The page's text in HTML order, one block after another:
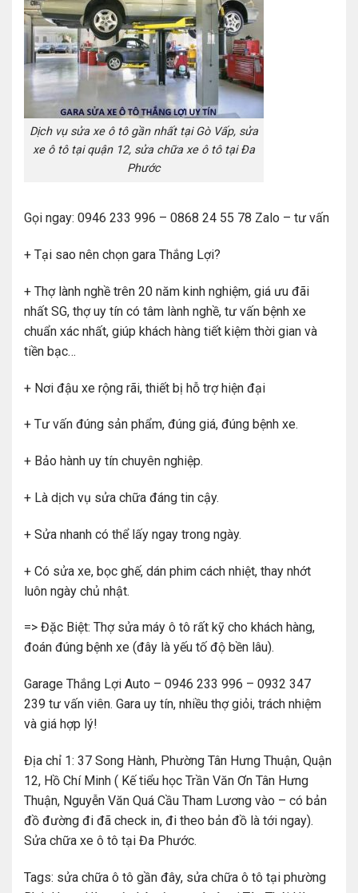
Dịch vụ sửa xe ô tô gần nhất tại Gò Vấp, sửa
xe ô tô tại quận 12, sửa chữa xe ô tô tại Đa
Phước
Gọi ngay: 0946 233 996 – 0868 24 55 78 Zalo – tư vấn
+ Tại sao nên chọn gara Thắng Lợi?
+ Thợ lành nghề trên 20 năm kinh nghiệm, giá ưu đãi
nhất SG, thợ uy tín có tâm lành nghề, tư vấn bệnh xe
chuẩn xác nhất, giúp khách hàng tiết kiệm thời gian và
tiền bạc…
+ Nơi đậu xe rộng rãi, thiết bị hỗ trợ hiện đại
+ Tư vấn đúng sản phẩm, đúng giá, đúng bệnh xe.
+ Bảo hành uy tín chuyên nghiệp.
+ Là dịch vụ sửa chữa đáng tin cậy.
+ Sửa nhanh có thể lấy ngay trong ngày.
+ Có sửa xe, bọc ghế, dán phim cách nhiệt, thay nhớt
luôn ngày chủ nhật.
=> Đặc Biệt: Thợ sửa máy ô tô rất kỹ cho khách hàng,
đoán đúng bệnh xe (đây là yếu tố độ bền lâu).
Garage Thắng Lợi Auto – 0946 233 996 – 0932 347
239 tư vấn viên. Gara uy tín, nhiều thợ giỏi, trách nhiệm
và giá hợp lý!
Địa chỉ 1: 37 Song Hành, Phường Tân Hưng Thuận, Quận
12, Hồ Chí Minh ( Kế tiểu học Trần Văn Ơn Tân Hưng
Thuận, Nguyễn Văn Quá Cầu Tham Lương vào – có bản
đồ đường đi đã check in, đi theo bản đồ là tới ngay).
Sửa chữa xe ô tô tại Đa Phước.
Tags: sửa chữa ô tô gần đây, sửa chữa ô tô tại phường